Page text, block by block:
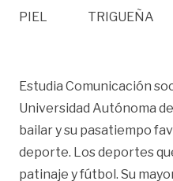
PIEL TRIGUEÑA
Estudia Comunicación
Universidad Autónoma
bailar y su pasatiempo
deporte. Los deportes
patinaje y fútbol. Su